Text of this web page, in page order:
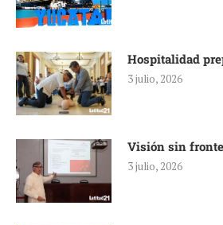
Hospitalidad
3 julio, 2026
Visión sin
3 julio, 2026